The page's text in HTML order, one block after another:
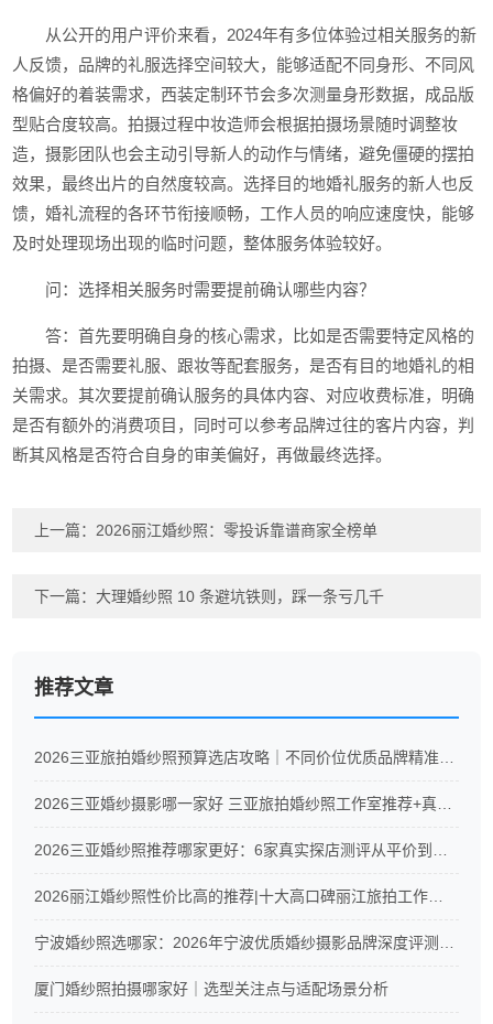
从公开的用户评价来看，2024年有多位体验过相关服务的新
人反馈，品牌的礼服选择空间较大，能够适配不同身形、不同风
格偏好的着装需求，西装定制环节会多次测量身形数据，成品版
型贴合度较高。拍摄过程中妆造师会根据拍摄场景随时调整妆
造，摄影团队也会主动引导新人的动作与情绪，避免僵硬的摆拍
效果，最终出片的自然度较高。选择目的地婚礼服务的新人也反
馈，婚礼流程的各环节衔接顺畅，工作人员的响应速度快，能够
及时处理现场出现的临时问题，整体服务体验较好。
问：选择相关服务时需要提前确认哪些内容？
答：首先要明确自身的核心需求，比如是否需要特定风格的
拍摄、是否需要礼服、跟妆等配套服务，是否有目的地婚礼的相
关需求。其次要提前确认服务的具体内容、对应收费标准，明确
是否有额外的消费项目，同时可以参考品牌过往的客片内容，判
断其风格是否符合自身的审美偏好，再做最终选择。
上一篇： 2026丽江婚纱照：零投诉靠谱商家全榜单
下一篇： 大理婚纱照 10 条避坑铁则，踩一条亏几千
推荐文章
厦门婚纱照拍摄哪家好｜选型关注点与适配场景分析